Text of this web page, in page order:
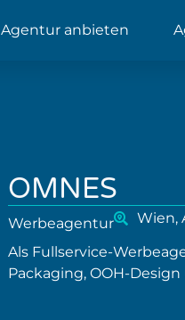
Agentur anbieten
OMNES
Werbeagentur Wien,
Als Fullservice-
Packaging, OOH-